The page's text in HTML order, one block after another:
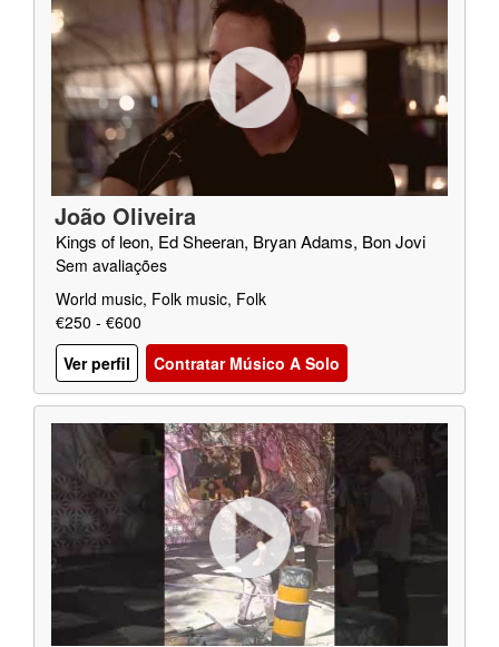
João Oliveira
Kings of leon, Ed Sheeran, Bryan Adams, Bon Jovi
Sem avaliações
World music, Folk music, Folk
€250 - €600
Ver perfil
Contratar Músico A Solo